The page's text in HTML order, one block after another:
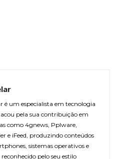
é um especialista em tecnologia
pela sua contribuição em
como 4gnews, Pplware,
e iFeed, produzindo conteúdos
sistemas operativos e
pelo seu estilo